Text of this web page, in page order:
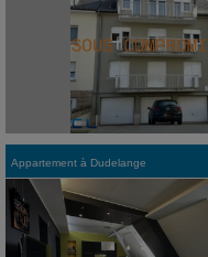
Appartement à Dudelange